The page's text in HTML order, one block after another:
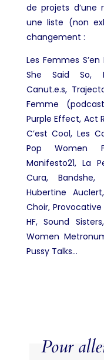
de projets d’une
une liste (non
changement :
Les Femmes
She Said So,
Canut.e.s,
Femme
Purple Effect, Act
C’est Cool, Les
Pop Women
Manifesto21, La
Cura,
Hubertine
Choir,
HF, Sound
Women
Pussy Talks…
Pour